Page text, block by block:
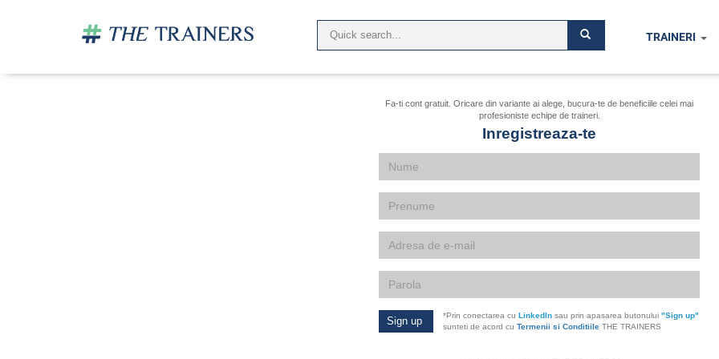
TRAINERI
Fa-ti cont gratuit. Oricare din variante ai alege, bucura-te de beneficiile celei mai
profesioniste echipe de traineri.
Inregistreaza-te
*Prin conectarea cu LinkedIn sau prin apasarea butonului "Sign up"
sunteti de acord cu Termenii si Conditiile THE TRAINERS